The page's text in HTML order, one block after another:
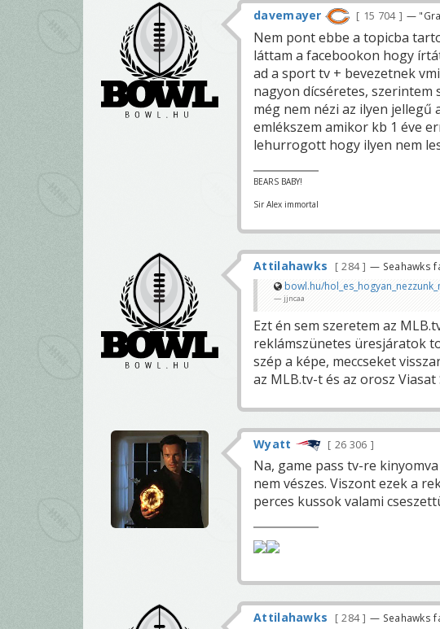
davemayer 15 704 —
Nem pont ebbe a topicba
láttam a facebookon hogy
ad a sport tv + bevezetnek
nagyon dícséretes,
még nem nézi az ilyen
emlékszem amikor kb 1 éve
lehurrogott hogy ilyen nem
BEARS BABY!
Sir Alex immortal
Attilahawks 284 — Seahawks
bowl.hu/
jjncaa
Ezt én sem szeretem az
reklámszünetes üresjáratok
szép a képe, meccseket
az MLB.tv-t és az orosz
Wyatt 26 306
Na, game pass tv-re
nem vészes. Viszont ezek a
perces kussok valami
Attilahawks 284 — Seahawks